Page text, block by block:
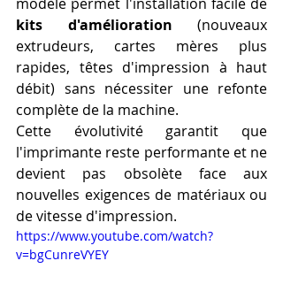
kits d'amélioration (nouveaux
extrudeurs, cartes mères plus
rapides, têtes d'impression à haut
débit) sans nécessiter une refonte
complète de la machine.
Cette évolutivité garantit que
l'imprimante reste performante et ne
devient pas obsolète face aux
nouvelles exigences de matériaux ou
de vitesse d'impression.
https://www.youtube.com/watch?
v=bgCunreVYEY